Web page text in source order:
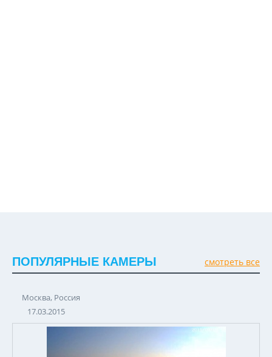
ПОПУЛЯРНЫЕ КАМЕРЫ смотреть все
Москва, Россия
17.03.2015